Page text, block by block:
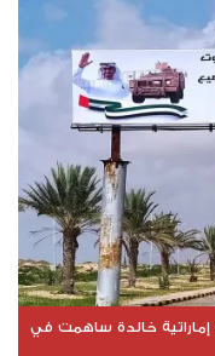
إماراتية خالدة ساهمت في